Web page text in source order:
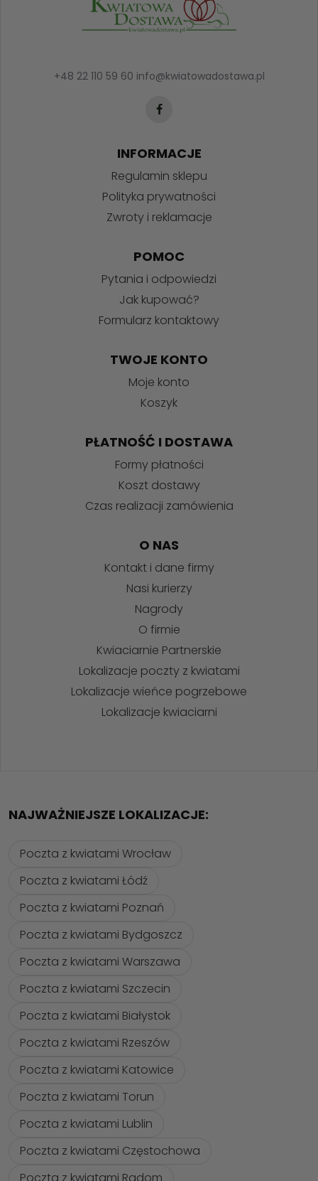
+48 22 110 59 60 info@kwiatowadostawa.pl
INFORMACJE
Regulamin sklepu
Polityka prywatności
Zwroty i reklamacje
POMOC
Pytania i odpowiedzi
Jak kupować?
Formularz kontaktowy
TWOJE KONTO
Moje konto
Koszyk
PŁATNOŚĆ I DOSTAWA
Formy płatności
Koszt dostawy
Czas realizacji zamówienia
O NAS
Kontakt i dane firmy
Nasi kurierzy
Nagrody
O firmie
Kwiaciarnie Partnerskie
Lokalizacje poczty z kwiatami
Lokalizacje wieńce pogrzebowe
Lokalizacje kwiaciarni
NAJWAŻNIEJSZE LOKALIZACJE:
Poczta z kwiatami Wrocław
Poczta z kwiatami Łódź
Poczta z kwiatami Poznań
Poczta z kwiatami Bydgoszcz
Poczta z kwiatami Warszawa
Poczta z kwiatami Szczecin
Poczta z kwiatami Białystok
Poczta z kwiatami Rzeszów
Poczta z kwiatami Katowice
Poczta z kwiatami Torun
Poczta z kwiatami Lublin
Poczta z kwiatami Częstochowa